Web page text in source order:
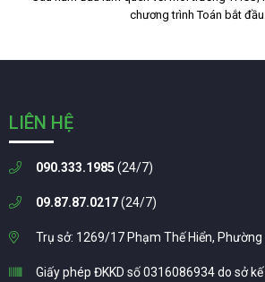
chương trình Toán bắt đầu…
LIÊN HỆ
090.333.1985 (24/7)
09.87.87.0217(24/7)
Trụ sở: 1269/17 Phạm Thế Hiển, Phường
Giấy phép ĐKKD số 0316086934 do sở